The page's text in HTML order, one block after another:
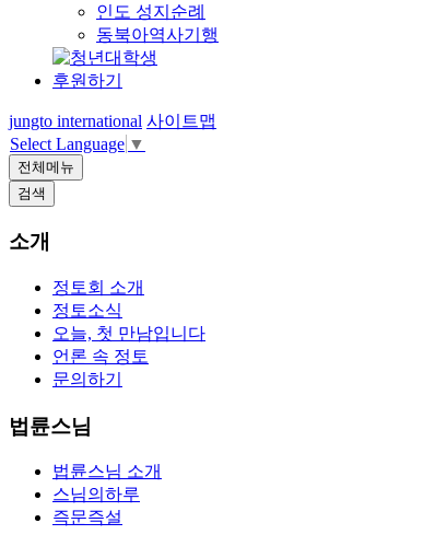
인도 성지순례
동북아역사기행
후원하기
jungto international 사이트맵
Select Language ▼
전체메뉴
검색
소개
정토회 소개
정토소식
오늘, 첫 만남입니다
언론 속 정토
문의하기
법륜스님
법륜스님 소개
스님의하루
즉문즉설